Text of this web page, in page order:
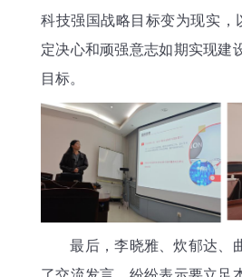
科技强国战略目标变为现实，
定决心和顽强意志如期实现建
目标。
最后，李晓雅、炊郁达、